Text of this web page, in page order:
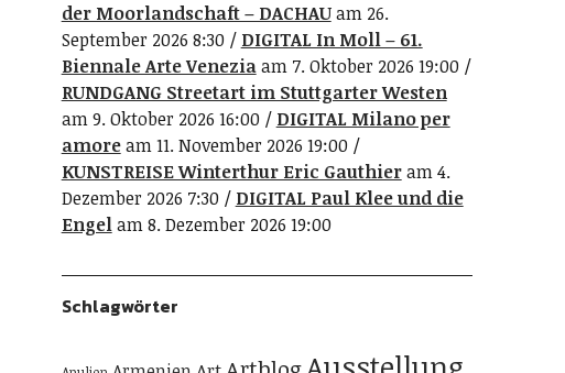
der Moorlandschaft – DACHAUam 26.
September 2026 8:30
DIGITAL In Moll – 61.
Biennale Arte Veneziaam 7. Oktober 2026 19:00
RUNDGANG Streetart im Stuttgarter Westen
am 9. Oktober 2026 16:00
DIGITAL Milano per
amoream 11. November 2026 19:00
KUNSTREISE Winterthur Eric Gauthieram 4.
Dezember 2026 7:30
DIGITAL Paul Klee und die
Engelam 8. Dezember 2026 19:00
Schlagwörter